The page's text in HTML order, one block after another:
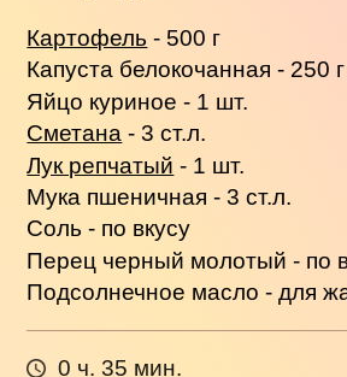
Картофель - 500 г
Капуста белокочанная - 250 г
Яйцо куриное - 1 шт.
Сметана - 3 ст.л.
Лук репчатый - 1 шт.
Мука пшеничная - 3 ст.л.
Соль - по вкусу
Перец черный молотый - по
Подсолнечное масло - для
0 ч. 35 мин.